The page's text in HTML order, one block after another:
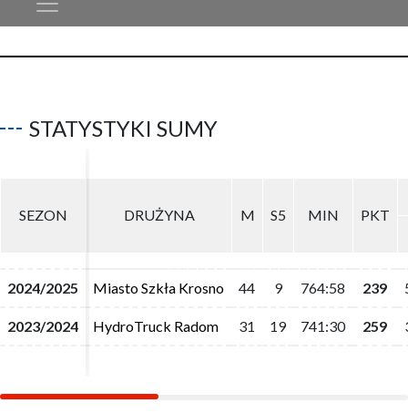
STATYSTYKI SUMY
SEZON DRUŻYNA M S5 MIN PKT
2024/2025 Miasto Szkła Krosno 44 9 764:58 239
2023/2024 HydroTruck Radom 31 19 741:30 259
SEZON DRUŻYNA M S5 MIN PKT
2024/2025 Miasto Szkła Krosno 44 9 764:58 239
2023/2024 HydroTruck Radom 31 19 741:30 259